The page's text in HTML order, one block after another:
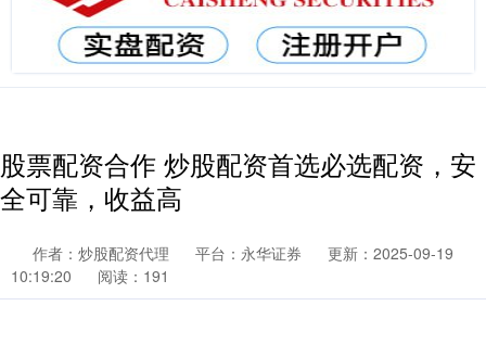
股票配资合作 炒股配资首选必选配资，安
全可靠，收益高
作者：炒股配资代理 平台：永华证券
更新：2025-09-19
10:19:20
阅读：191